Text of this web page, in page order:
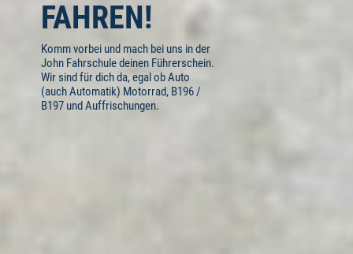
FAHREN!
Komm vorbei und mach bei uns in der
John Fahrschule deinen Führerschein.
Wir sind für dich da, egal ob Auto
(auch Automatik) Motorrad, B196 /
B197 und Auffrischungen.